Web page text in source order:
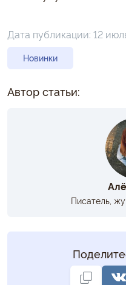
Дата публикации: 12
Новинки
Автор статьи:
Писатель,